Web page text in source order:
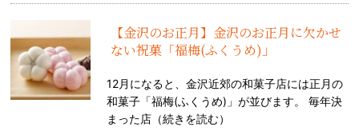
【金沢のお正月】金沢のお正月に欠かせ
ない祝菓「福梅(ふくうめ)」
12月になると、金沢近郊の和菓子店には正月の
和菓子「福梅(ふくうめ)」が並びます。 毎年決
まった店（続きを読む）